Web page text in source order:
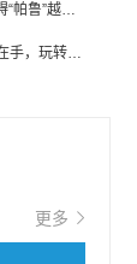
手游版今年推出：官司缠身，但不妨碍“帕鲁”越来越火
VITURE 亮相 2026 ChinaJoy：一镜在手，玩转全场！
更多